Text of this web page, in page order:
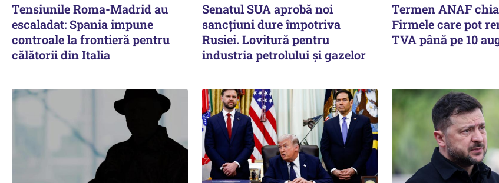
Tensiunile Roma-Madrid au
escaladat: Spania impune
controale la frontieră pentru
călătorii din Italia
Senatul SUA aprobă noi
sancțiuni dure împotriva
Rusiei. Lovitură pentru
industria petrolului și gazelor
Termen ANAF
Firmele care pot
TVA până pe 10